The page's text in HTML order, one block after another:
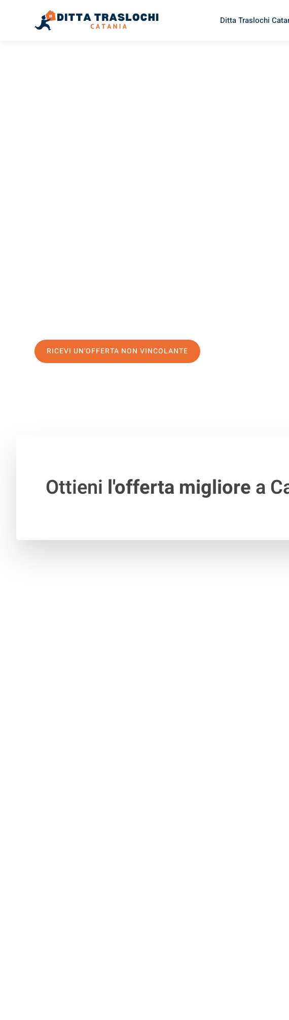
Ditta Traslochi
RICEVI UN'OFFERTA NON VINCOLANTE
Ottieni l'offerta migliorea